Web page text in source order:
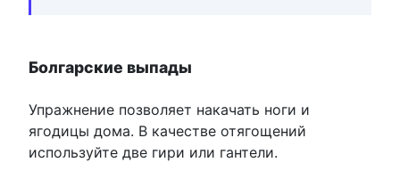
Болгарские выпады
Упражнение позволяет накачать ноги и
ягодицы дома. В качестве отягощений
используйте две гири или гантели.